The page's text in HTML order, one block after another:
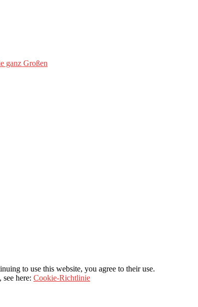
ganz Großen
to use this website, you agree to their use.
here: Cookie-Richtlinie